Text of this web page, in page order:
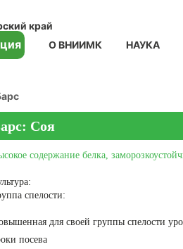
край
О ВНИИМК НАУКА
Соя
содержание белка,
спелости:
для своей группы спелости
посева